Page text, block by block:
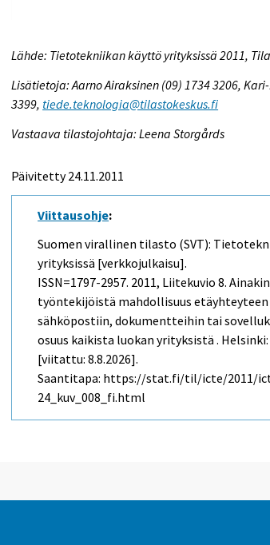
Lähde: Tietotekniikan käyttö yrityksissä 2011,
Lisätietoja: Aarno Airaksinen (09) 1734 3206,
3399, tiede.teknologia@tilastokeskus.fi
Vastaava tilastojohtaja: Leena Storgårds
Päivitetty 24.11.2011
Viittausohje:
Suomen virallinen tilasto (SVT):
yrityksissä [verkkojulkaisu].
ISSN=1797-2957. 2011, Liitekuvio 8.
työntekijöistä mahdollisuus
sähköpostiin, dokumentteihin tai
osuus kaikista luokan yrityksistä .
[viitattu: 8.8.2026].
Saantitapa: https://stat.fi/til/icte/2011/
24_kuv_008_fi.html